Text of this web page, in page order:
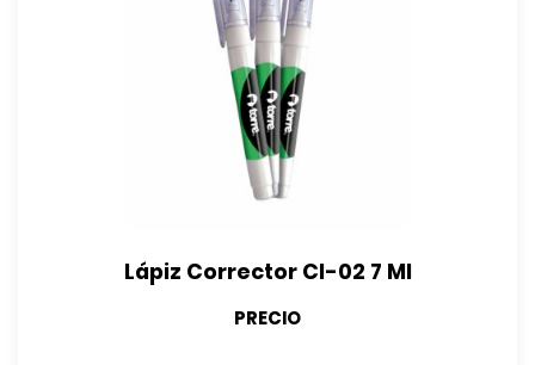
Lápiz Corrector Cl-02 7 Ml
PRECIO